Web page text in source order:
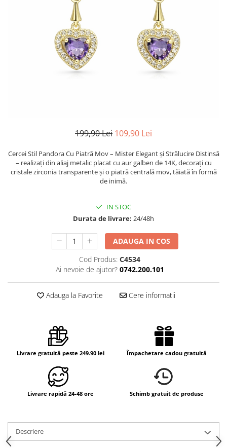
199,90 Lei 109,90 Lei
Cercei Stil Pandora Cu Piatră Mov – Mister Elegant și Strălucire Distinsă
– realizați din aliaj metalic placat cu aur galben de 14K, decorați cu
cristale zirconia transparente și o piatră centrală mov, tăiată în formă
de inimă.
IN STOC
Durata de livrare: 24/48h
ADAUGA IN COS
Cod Produs: C4534
Ai nevoie de ajutor? 0742.200.101
Adauga la Favorite Cere informatii
Livrare gratuită peste 249.90 lei Împachetare cadou gratuită
Livrare rapidă 24-48 ore Schimb gratuit de produse
Descriere